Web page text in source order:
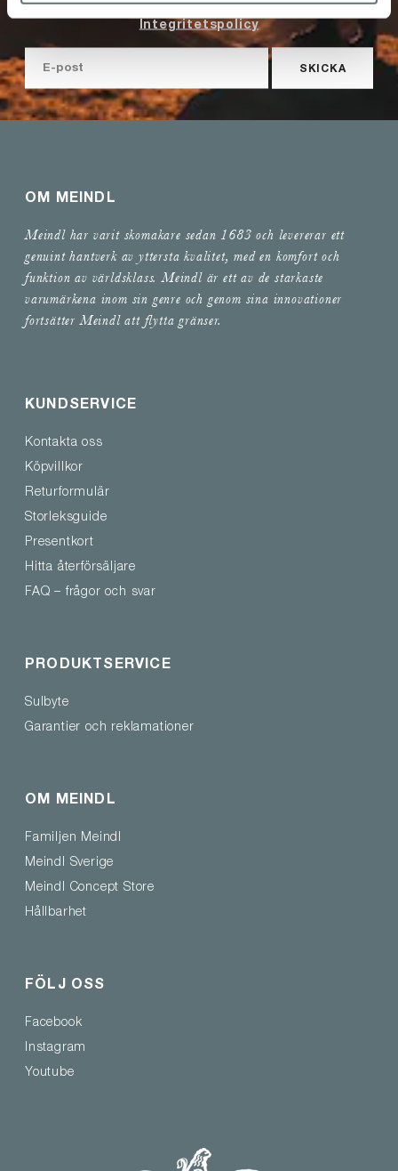
Integritetspolicy
SKICKA
OM MEINDL
Meindl har varit skomakare sedan 1683 och levererar ett
genuint hantverk av yttersta kvalitet, med en komfort och
funktion av världsklass. Meindl är ett av de starkaste
varumärkena inom sin genre och genom sina innovationer
fortsätter Meindl att flytta gränser.
KUNDSERVICE
Kontakta oss
Köpvillkor
Returformulär
Storleksguide
Presentkort
Hitta återförsäljare
FAQ – frågor och svar
PRODUKTSERVICE
Sulbyte
Garantier och reklamationer
OM MEINDL
Familjen Meindl
Meindl Sverige
Meindl Concept Store
Hållbarhet
FÖLJ OSS
Facebook
Instagram
Youtube